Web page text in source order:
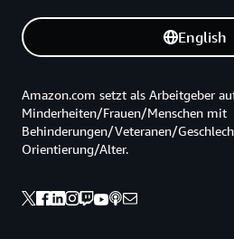
English
Amazon.com setzt als Arbeitgeber
Minderheiten/Frauen/Menschen mit
Behinderungen/Veteranen/
Orientierung/Alter.